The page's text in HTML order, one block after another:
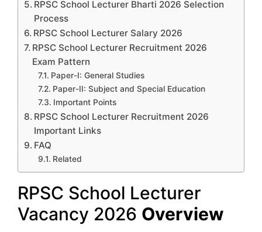
RPSC School Lecturer Bharti 2026 Selection
Process
RPSC School Lecturer Salary 2026
RPSC School Lecturer Recruitment 2026
Exam Pattern
Paper-I: General Studies
Paper-II: Subject and Special Education
Important Points
RPSC School Lecturer Recruitment 2026
Important Links
FAQ
Related
RPSC School Lecturer
Vacancy 2026 Overview